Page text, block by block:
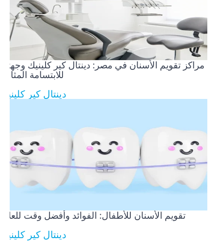
مراكز تقويم الأسنان في مصر: دينتال كير كلينيك وجهتك
للابتسامة المثالية
دينتال كير كلينيك
تقويم الأسنان للأطفال: الفوائد وأفضل وقت للعلاج
دينتال كير كلينيك